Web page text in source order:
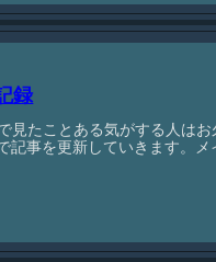
録
たことある気がする人はお
記事を更新していきます。メ